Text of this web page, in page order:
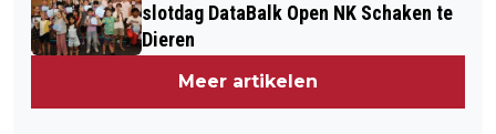
slotdag DataBalk Open NK Schaken te
Dieren
Meer artikelen